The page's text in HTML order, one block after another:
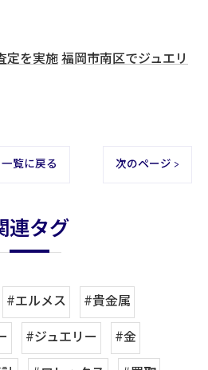
定を実施福岡市南区でジュエリ
一覧に戻る 次のページ >
連タグ
#エルメス
#貴金属
#ジュエリー
#金